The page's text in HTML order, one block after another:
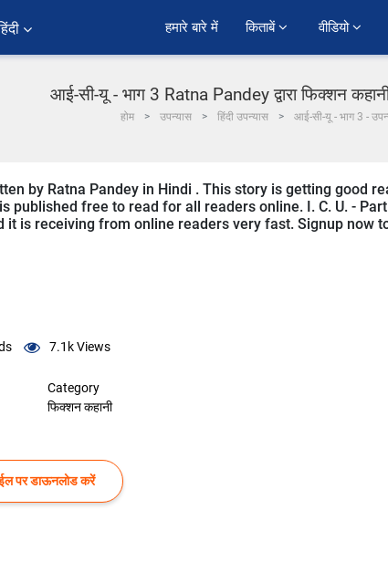
हमारे बारे में किताबें वीडियो
आई-सी-यू - भाग 3 Ratna Pandey द्वारा फिक्शन कहानी
होम उपन्यास हिंदी उपन्यास आई-सी-यू - भाग 3 -
by Ratna Pandey in Hindi . This story is getting good
published free to read for all readers online. I. C. U. -
it is receiving from online readers very fast. Signup now
7.1kViews
Category
फिक्शन कहानी
पर डाऊनलोड करें